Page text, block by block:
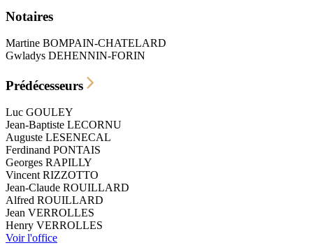
Notaires
Martine BOMPAIN-CHATELARD
Gwladys DEHENNIN-FORIN
Prédécesseurs
Luc GOULEY
Jean-Baptiste LECORNU
Auguste LESENECAL
Ferdinand PONTAIS
Georges RAPILLY
Vincent RIZZOTTO
Jean-Claude ROUILLARD
Alfred ROUILLARD
Jean VERROLLES
Henry VERROLLES
Voir l'office